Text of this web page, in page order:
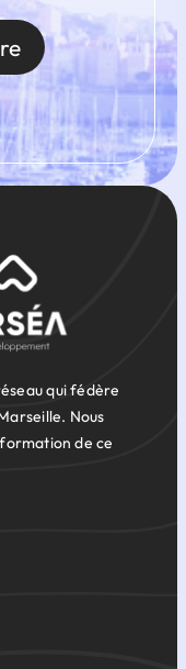
qui fédère
Nous
de ce